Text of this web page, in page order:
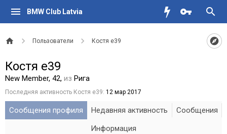
BMW Club Latvia
Пользователи Костя е39
Костя е39
New Member, 42, из Рига
Последняя активность Костя е39: 12 мар 2017
Сообщения профиля Недавняя активность
Сообщения
Информация